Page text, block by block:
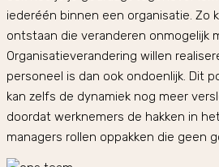
iederéén binnen een organisatie. Zo
ontstaan die veranderen onmogelijk
Organisatieverandering willen
personeel is dan ook ondoenlijk. Dit
kan zelfs de dynamiek nog meer
doordat werknemers de hakken in
managers rollen oppakken die geen